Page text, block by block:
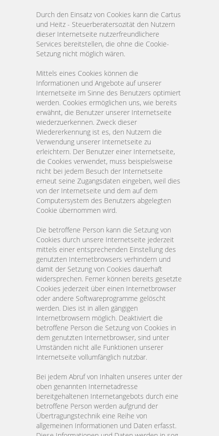
Durch den Einsatz von Cookies kann die Cartus
und Heitz - Steuerberatersozität den Nutzern
dieser Internetseite nutzerfreundlichere
Services bereitstellen, die ohne die Cookie-
Setzung nicht möglich wären.
Mittels eines Cookies können die
Informationen und Angebote auf unserer
Internetseite im Sinne des Benutzers optimiert
werden. Cookies ermöglichen uns, wie bereits
erwähnt, die Benutzer unserer Internetseite
wiederzuerkennen. Zweck dieser
Wiedererkennung ist es, den Nutzern die
Verwendung unserer Internetseite zu
erleichtern. Der Benutzer einer Internetseite,
die Cookies verwendet, muss beispielsweise
nicht bei jedem Besuch der Internetseite
erneut seine Zugangsdaten eingeben, weil dies
von der Internetseite und dem auf dem
Computersystem des Benutzers abgelegten
Cookie übernommen wird.
Die betroffene Person kann die Setzung von
Cookies durch unsere Internetseite jederzeit
mittels einer entsprechenden Einstellung des
genutzten Internetbrowsers verhindern und
damit der Setzung von Cookies dauerhaft
widersprechen. Ferner können bereits gesetzte
Cookies jederzeit über einen Internetbrowser
oder andere Softwareprogramme gelöscht
werden. Dies ist in allen gängigen
Internetbrowsern möglich. Deaktiviert die
betroffene Person die Setzung von Cookies in
dem genutzten Internetbrowser, sind unter
Umständen nicht alle Funktionen unserer
Internetseite vollumfänglich nutzbar.
Bei jedem Abruf von Inhalten unseres unter der
oben genannten Internetadresse
bereitgehaltenen Internetangebots durch eine
betroffene Person werden aufgrund der
Übertragungstechnik eine Reihe von
allgemeinen Informationen und Daten erfasst.